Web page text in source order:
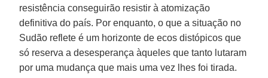
resistência conseguirão resistir à atomização
definitiva do país. Por enquanto, o que a situação no
Sudão reflete é um horizonte de ecos distópicos que
só reserva a desesperança àqueles que tanto lutaram
por uma mudança que mais uma vez lhes foi tirada.